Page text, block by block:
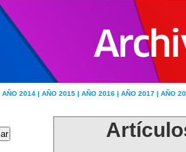
AÑO 2014 | AÑO 2015 | AÑO 2016 | AÑO 2017 | AÑO